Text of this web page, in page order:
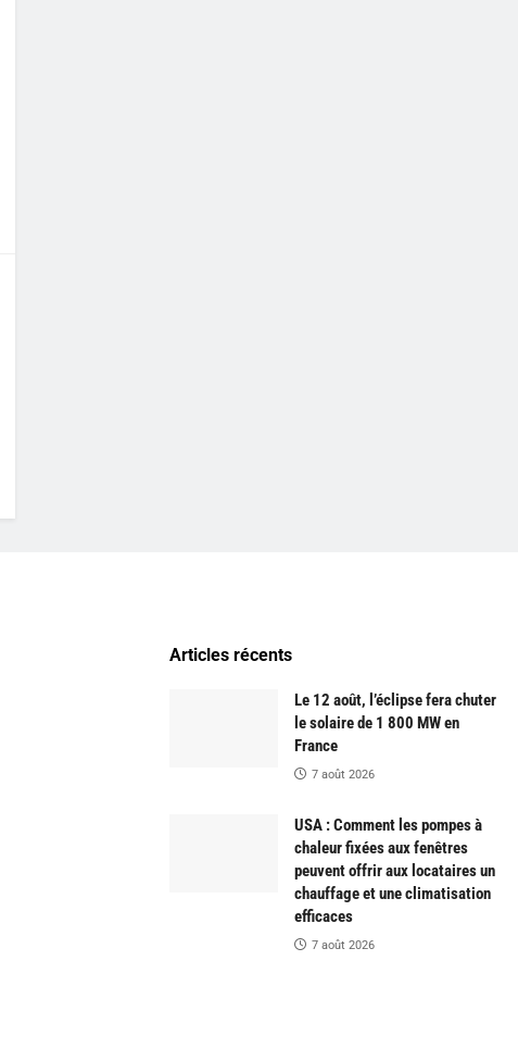
Articles récents
Le 12 août, l’éclipse fera chuter
le solaire de 1 800 MW en
France
7 août 2026
USA : Comment les pompes à
chaleur fixées aux fenêtres
peuvent offrir aux locataires un
chauffage et une climatisation
efficaces
7 août 2026